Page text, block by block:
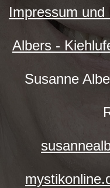
Impressum
Albers -
Susanne